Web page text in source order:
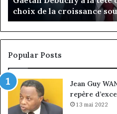
choix
de
la
croissance
sous
choix de la croissance
Popular Posts
Jean Guy
repère
13 mai 2022